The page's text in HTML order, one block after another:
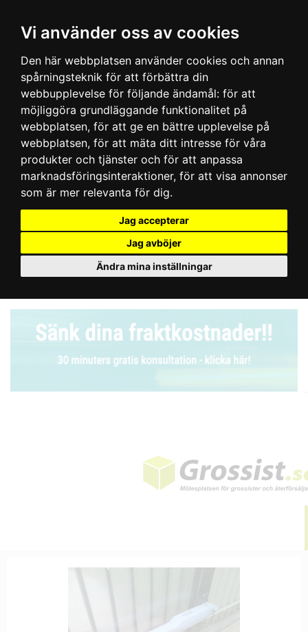
Vi använder oss av cookies
Den här webbplatsen använder cookies och annan
spårningsteknik för att förbättra din
webbupplevelse för följande ändamål: för att
möjliggöra grundläggande funktionalitet på
webbplatsen, för att ge en bättre upplevelse på
webbplatsen, för att mäta ditt intresse för våra
produkter och tjänster och för att anpassa
marknadsföringsinteraktioner, för att visa annonser
som är mer relevanta för dig.
Jag accepterar
Jag avböjer
Ändra mina inställningar